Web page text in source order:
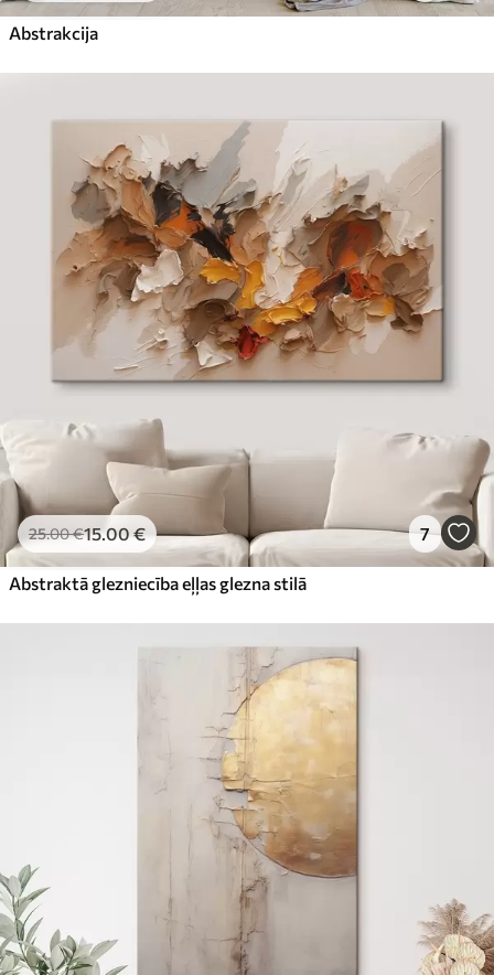
Abstrakcija
25.00€15.00€ 7
Abstraktā glezniecība eļļas glezna stilā